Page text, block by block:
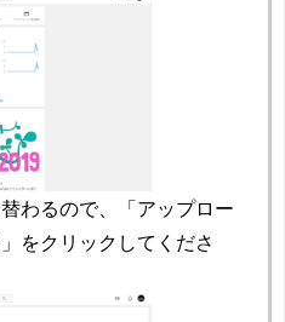
わるので、「アップロー
をクリックしてくださ